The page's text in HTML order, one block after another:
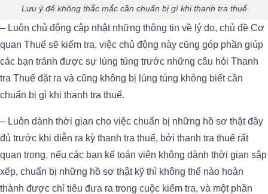
Lưu ý để không thắc mắc cần chuẩn bị gì khi thanh tra thuế
– Luôn chủ động cập nhật những thông tin về lý do, chủ đề Cơ
quan Thuế sẽ kiểm tra, việc chủ động này cũng góp phần giúp
các bạn tránh được sự lúng túng trước những câu hỏi Thanh
tra Thuế đặt ra và cũng không bị lúng túng không biết cần
chuẩn bị gì khi thanh tra thuế.
– Luôn dành thời gian cho việc chuẩn bị những hồ sơ thật đầy
đủ trước khi diễn ra kỳ thanh tra thuế, bởi thanh tra thuế rất
quan trọng, nếu các bạn kế toán viên không dành thời gian sắp
xếp, chuẩn bị những hồ sơ thật kỹ thì không thể nào hoàn
thành được chỉ tiêu đưa ra trong cuộc kiểm tra, và một phần